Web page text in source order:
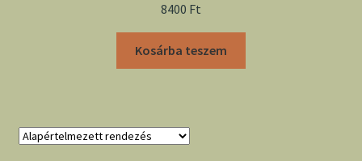
8400 Ft
Kosárba teszem